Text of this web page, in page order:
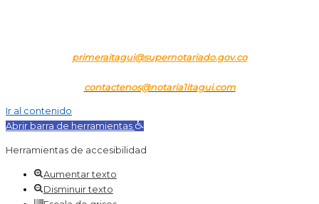
primeraitagui@supernotariado.gov.co
contactenos@notaria1itagui.com
Ir al contenido
Abrir barra de herramientas
Herramientas de accesibilidad
Aumentar texto
Disminuir texto